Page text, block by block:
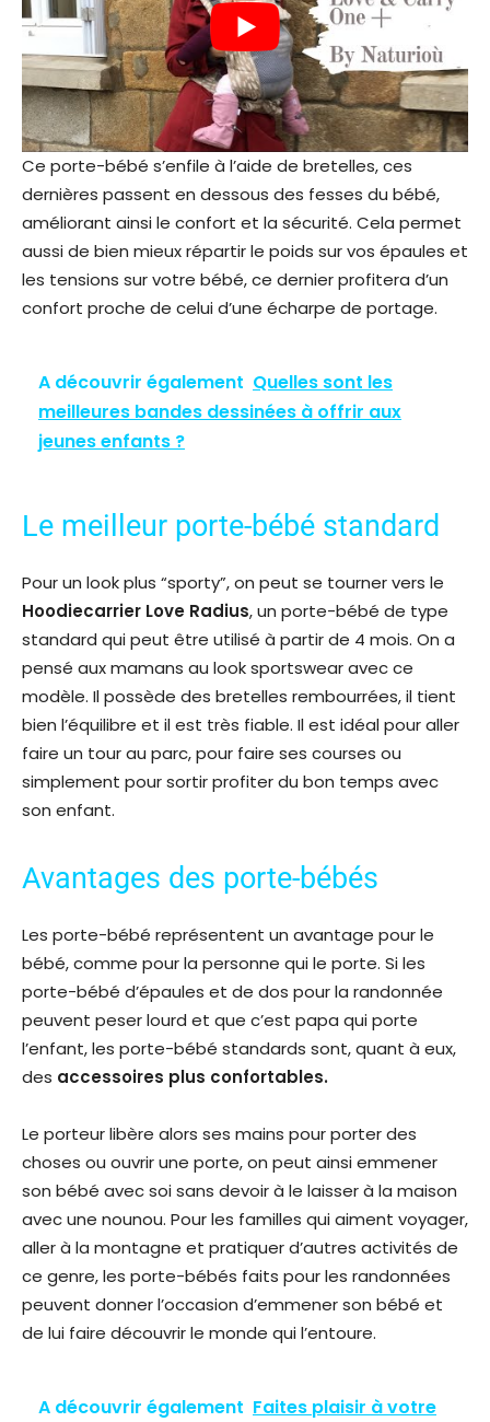
Ce porte-bébé s’enfile à l’aide de bretelles, ces
dernières passent en dessous des fesses du bébé,
améliorant ainsi le confort et la sécurité. Cela permet
aussi de bien mieux répartir le poids sur vos épaules et
les tensions sur votre bébé, ce dernier profitera d’un
confort proche de celui d’une écharpe de portage.
A découvrir également Quelles sont les
meilleures bandes dessinées à offrir aux
jeunes enfants ?
Le meilleur porte-bébé standard
Pour un look plus “sporty”, on peut se tourner vers le
Hoodiecarrier Love Radius, un porte-bébé de type
standard qui peut être utilisé à partir de 4 mois. On a
pensé aux mamans au look sportswear avec ce
modèle. Il possède des bretelles rembourrées, il tient
bien l’équilibre et il est très fiable. Il est idéal pour aller
faire un tour au parc, pour faire ses courses ou
simplement pour sortir profiter du bon temps avec
son enfant.
Avantages des porte-bébés
Les porte-bébé représentent un avantage pour le
bébé, comme pour la personne qui le porte. Si les
porte-bébé d’épaules et de dos pour la randonnée
peuvent peser lourd et que c’est papa qui porte
l’enfant, les porte-bébé standards sont, quant à eux,
des accessoires plus confortables.
Le porteur libère alors ses mains pour porter des
choses ou ouvrir une porte, on peut ainsi emmener
son bébé avec soi sans devoir à le laisser à la maison
avec une nounou. Pour les familles qui aiment voyager,
aller à la montagne et pratiquer d’autres activités de
ce genre, les porte-bébés faits pour les randonnées
peuvent donner l’occasion d’emmener son bébé et
de lui faire découvrir le monde qui l’entoure.
A découvrir également Faites plaisir à votre